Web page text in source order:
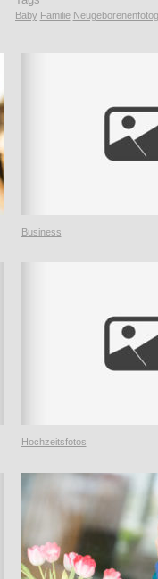
Baby Familie
Business
Hochzeitsfotos